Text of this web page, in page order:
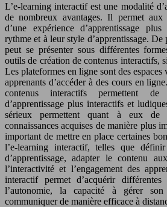
L’e-learning interactif est une modalité
de nombreux avantages. Il permet aux
d’une expérience d’apprentissage
rythme et à leur style d’apprentissage.
peut se présenter sous différentes
outils de création de contenus interactifs,
Les plateformes en ligne sont des
apprenants d’accéder à des cours en
contenus interactifs permettent
d’apprentissage plus interactifs et
sérieux permettent quant à eux de
connaissances acquises de manière plus
important de mettre en place certaines
l’e-learning interactif, telles que
d’apprentissage, adapter le contenu
l’interactivité et l’engagement des
interactif permet d’acquérir
l’autonomie, la capacité à gérer
communiquer de manière efficace à